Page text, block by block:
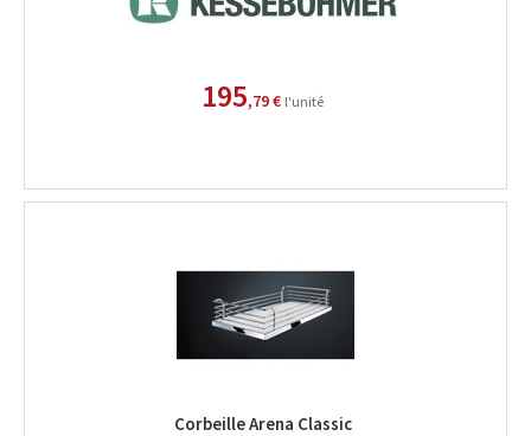
195,79 € l'unité
Corbeille Arena Classic